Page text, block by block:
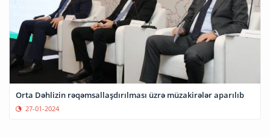
Orta Dəhlizin rəqəmsallaşdırılması üzrə müzakirələr aparılıb
27-01-2024